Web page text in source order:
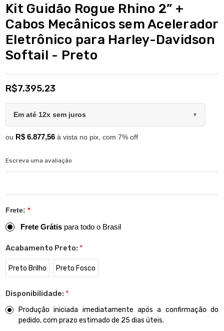
Kit Guidão Rogue Rhino 2” +
Cabos Mecânicos sem Acelerador
Eletrônico para Harley-Davidson
Softail - Preto
R$7.395,23
Em até 12x sem juros ▼
ou R$ 6.877,56 à vista no pix, com 7% off
Escreva uma avaliação
Frete: *
Frete Grátis para todo o Brasil
Acabamento Preto: *
Preto Brilho Preto Fosco
Disponibilidade: *
Produção iniciada imediatamente após a confirmação do
pedido, com prazo estimado de 25 dias úteis.